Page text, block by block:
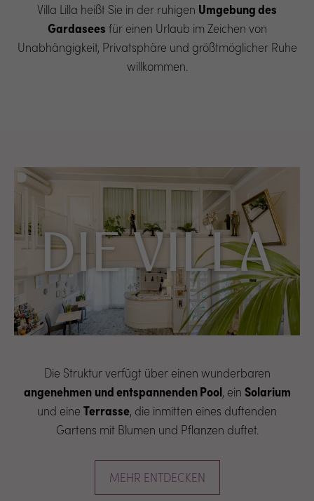
Villa Lilla heißt Sie in der ruhigen Umgebung des
Gardasees für einen Urlaub im Zeichen von
Unabhängigkeit, Privatsphäre und größtmöglicher Ruhe
willkommen.
DIE VILLA
Die Struktur verfügt über einen wunderbaren
angenehmen und entspannenden Pool, ein Solarium
und eine Terrasse, die inmitten eines duftenden
Gartens mit Blumen und Pflanzen duftet.
MEHR ENTDECKEN